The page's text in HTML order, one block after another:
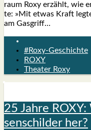
raum Roxy erzählt, wie
te: »Mit etwas Kraft
am Gas­griff…
#Roxy-Geschichte
ROXY
Theater Roxy
25 Jah­re
sen­schil­der her?